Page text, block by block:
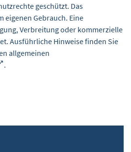
geschützt. Das
eigenen Gebrauch. Eine
Verbreitung oder kommerzielle
Ausführliche Hinweise finden Sie
allgemeinen
.